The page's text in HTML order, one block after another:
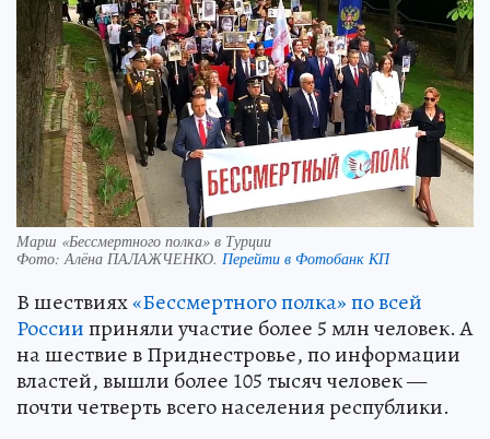
Марш «Бессмертного полка» в Турции
Фото:Алёна ПАЛАЖЧЕНКО. Перейти в Фотобанк КП
В шествиях«Бессмертного полка» по всей
Россииприняли участие более 5 млн человек. А
на шествие в Приднестровье, по информации
властей, вышли более 105 тысяч человек —
почти четверть всего населения республики.